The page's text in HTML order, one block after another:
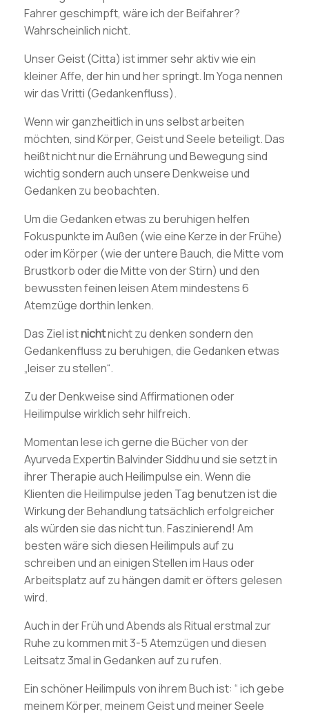
Fahrer geschimpft, wäre ich der Beifahrer?
Wahrscheinlich nicht.
Unser Geist (Citta) ist immer sehr aktiv wie ein
kleiner Affe, der hin und her springt. Im Yoga nennen
wir das Vritti (Gedankenfluss).
Wenn wir ganzheitlich in uns selbst arbeiten
möchten, sind Körper, Geist und Seele beteiligt. Das
heißt nicht nur die Ernährung und Bewegung sind
wichtig sondern auch unsere Denkweise und
Gedanken zu beobachten.
Um die Gedanken etwas zu beruhigen helfen
Fokuspunkte im Außen (wie eine Kerze in der Frühe)
oder im Körper (wie der untere Bauch, die Mitte vom
Brustkorb oder die Mitte von der Stirn) und den
bewussten feinen leisen Atem mindestens 6
Atemzüge dorthin lenken.
Das Ziel istnichtnicht zu denken sondern den
Gedankenfluss zu beruhigen, die Gedanken etwas
„leiser zu stellen“.
Zu der Denkweise sind Affirmationen oder
Heilimpulse wirklich sehr hilfreich.
Momentan lese ich gerne die Bücher von der
Ayurveda Expertin Balvinder Siddhu und sie setzt in
ihrer Therapie auch Heilimpulse ein. Wenn die
Klienten die Heilimpulse jeden Tag benutzen ist die
Wirkung der Behandlung tatsächlich erfolgreicher
als würden sie das nicht tun. Faszinierend! Am
besten wäre sich diesen Heilimpuls auf zu
schreiben und an einigen Stellen im Haus oder
Arbeitsplatz auf zu hängen damit er öfters gelesen
wird.
Auch in der Früh und Abends als Ritual erstmal zur
Ruhe zu kommen mit 3-5 Atemzügen und diesen
Leitsatz 3mal in Gedanken auf zu rufen.
Ein schöner Heilimpuls von ihrem Buch ist: “ ich gebe
meinem Körper, meinem Geist und meiner Seele